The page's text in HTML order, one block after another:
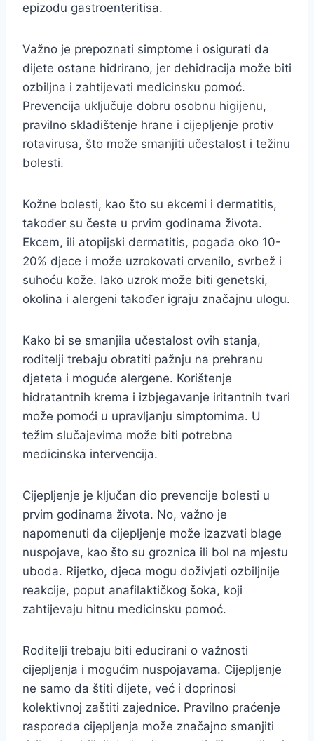
epizodu gastroenteritisa.
Važno je prepoznati simptome i osigurati da
dijete ostane hidrirano, jer dehidracija može biti
ozbiljna i zahtijevati medicinsku pomoć.
Prevencija uključuje dobru osobnu higijenu,
pravilno skladištenje hrane i cijepljenje protiv
rotavirusa, što može smanjiti učestalost i težinu
bolesti.
Kožne bolesti, kao što su ekcemi i dermatitis,
također su česte u prvim godinama života.
Ekcem, ili atopijski dermatitis, pogađa oko 10-
20% djece i može uzrokovati crvenilo, svrbež i
suhoću kože. Iako uzrok može biti genetski,
okolina i alergeni također igraju značajnu ulogu.
Kako bi se smanjila učestalost ovih stanja,
roditelji trebaju obratiti pažnju na prehranu
djeteta i moguće alergene. Korištenje
hidratantnih krema i izbjegavanje iritantnih tvari
može pomoći u upravljanju simptomima. U
težim slučajevima može biti potrebna
medicinska intervencija.
Cijepljenje je ključan dio prevencije bolesti u
prvim godinama života. No, važno je
napomenuti da cijepljenje može izazvati blage
nuspojave, kao što su groznica ili bol na mjestu
uboda. Rijetko, djeca mogu doživjeti ozbiljnije
reakcije, poput anafilaktičkog šoka, koji
zahtijevaju hitnu medicinsku pomoć.
Roditelji trebaju biti educirani o važnosti
cijepljenja i mogućim nuspojavama. Cijepljenje
ne samo da štiti dijete, već i doprinosi
kolektivnoj zaštiti zajednice. Pravilno praćenje
rasporeda cijepljenja može značajno smanjiti